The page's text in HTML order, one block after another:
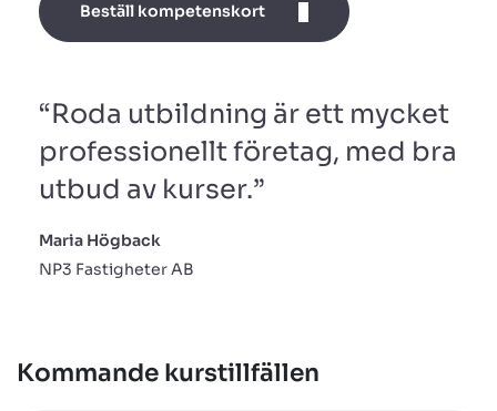
Beställ kompetenskort
“Roda utbildning är ett mycket
professionellt företag, med bra
utbud av kurser.”
Maria Högback
NP3 Fastigheter AB
Kommande kurstillfällen